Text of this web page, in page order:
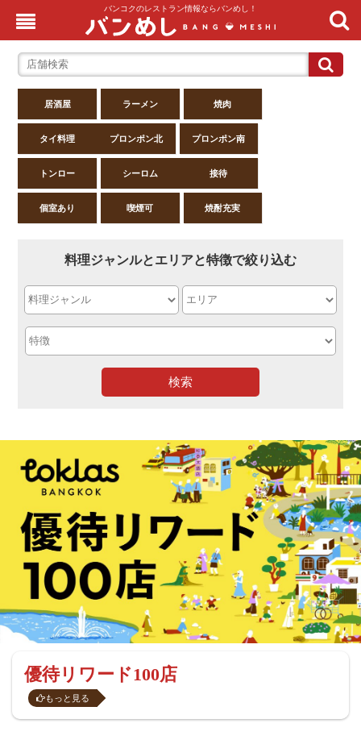
バンコクのレストラン情報ならバンめし！
居酒屋 ラーメン 焼肉
タイ料理 プロンポン北 プロンポン南
トンロー シーロム 接待
個室あり 喫煙可 焼酎充実
料理ジャンルとエリアと特徴で絞り込む
検索
優待リワード100店
もっと見る